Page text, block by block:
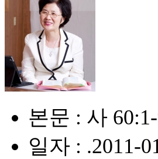
본문 : 사
일자 : .2011-